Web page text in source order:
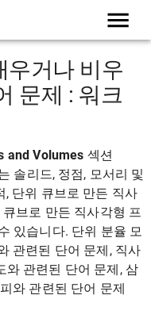
우거나 비우
문제 : 워크
and Volumes 섹션
솔리드, 정점, 모서리 및
, 단위 큐브로 만든 직사
브로 만든 직사각형 프
있습니다. 단위 분율 모
관련된 단어 문제, 직사
와 관련된 단어 문제, 삼
와 관련된 단어 문제